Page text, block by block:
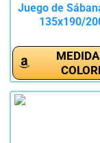
Juego de
135x190/